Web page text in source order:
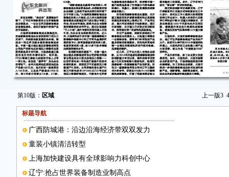
第10版： 区域 上一版3 4
标题导航
广西防城港：沿边沿海经济带双双发力
童装小镇清洁转型
上海加快建设具有全球影响力科创中心
辽宁:抢占世界装备制造业制高点